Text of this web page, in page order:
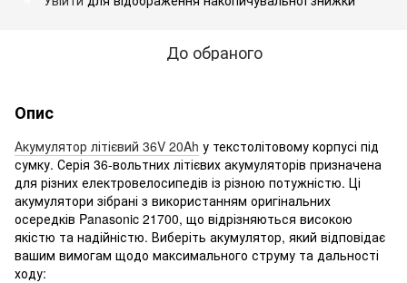
До обраного
Опис
Акумулятор літієвий 36V 20Ah у текстолітовому корпусі під
сумку. Серія 36-вольтних літієвих акумуляторів призначена
для різних електровелосипедів із різною потужністю. Ці
акумулятори зібрані з використанням оригінальних
осередків Panasonic 21700, що відрізняються високою
якістю та надійністю. Виберіть акумулятор, який відповідає
вашим вимогам щодо максимального струму та дальності
ходу: